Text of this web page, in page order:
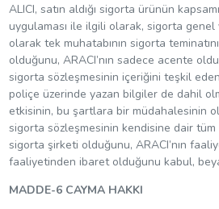
ALICI, satın aldığı sigorta ürünün
uygulaması ile ilgili olarak, sigorta
olarak tek muhatabının sigorta
olduğunu, ARACI’nın sadece acente
sigorta sözleşmesinin içeriğini teşkil
poliçe üzerinde yazan bilgiler de dahil
etkisinin, bu şartlara bir müdahalesinin
sigorta sözleşmesinin kendisine dair tüm
sigorta şirketi olduğunu, ARACI’nın
faaliyetinden ibaret olduğunu kabul,
MADDE-6 CAYMA HAKKI